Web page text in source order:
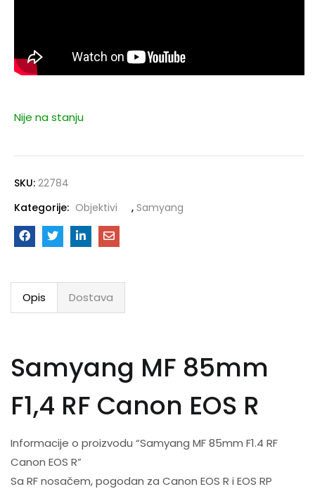
Nije na stanju
SKU: 22784
Kategorije: Objektivi , Samyang
Opis Dostava
Samyang MF 85mm
F1,4 RF Canon EOS R
Informacije o proizvodu “Samyang MF 85mm F1.4 RF
Canon EOS R”
Sa RF nosačem, pogodan za Canon EOS R i EOS RP